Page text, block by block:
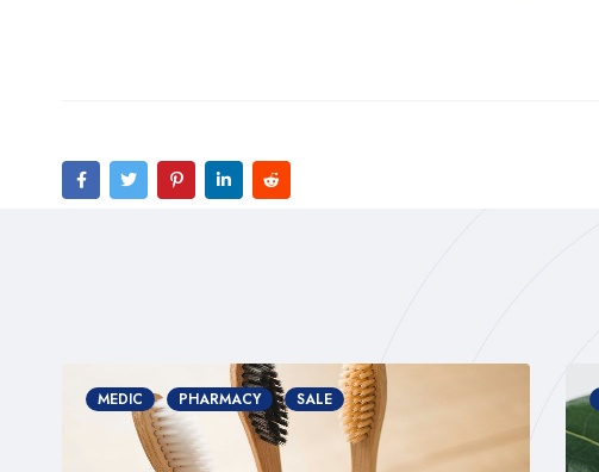
MEDIC PHARMACY SALE